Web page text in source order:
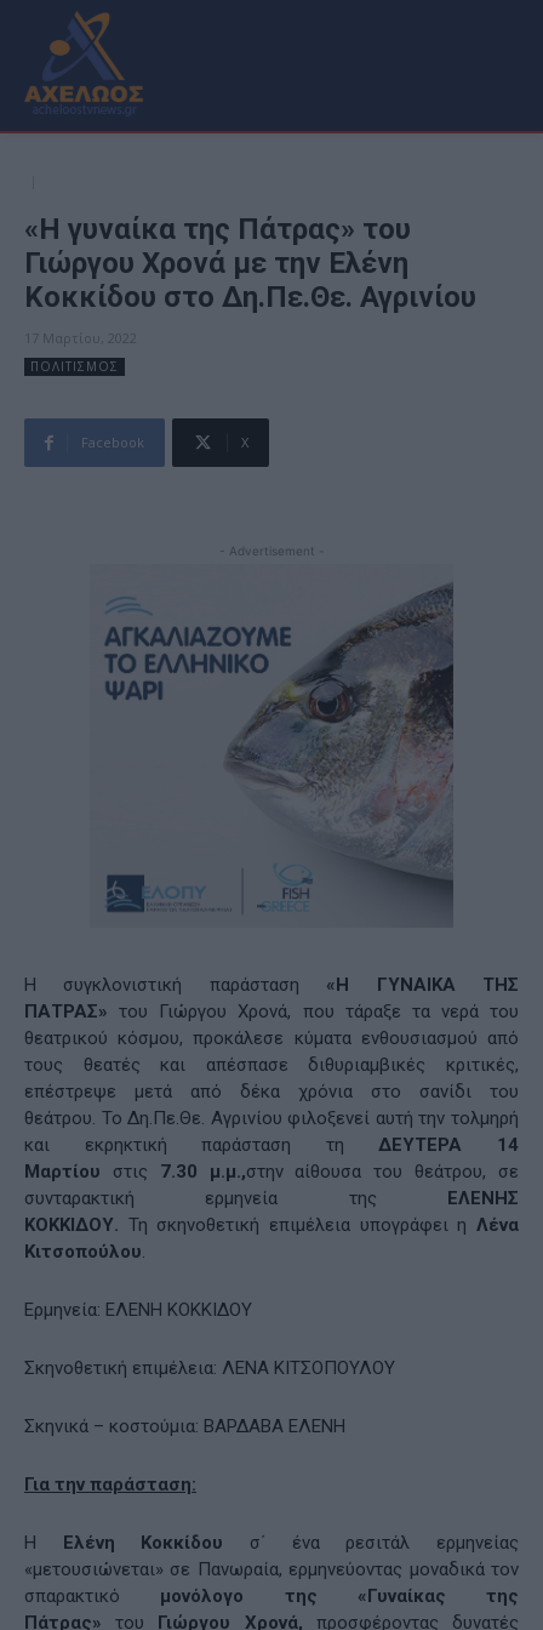
«H γυναίκα της Πάτρας» του
Γιώργου Χρονά με την Ελένη
Κοκκίδου στο Δη.Πε.Θε. Αγρινίου
17 Μαρτίου, 2022
ΠΟΛΙΤΙΣΜΟΣ
Facebook X
- Advertisement -
Η συγκλονιστική παράσταση «Η ΓΥΝΑΙΚΑ ΤΗΣ
ΠΑΤΡΑΣ» του Γιώργου Χρονά, που τάραξε τα νερά του
θεατρικού κόσμου, προκάλεσε κύματα ενθουσιασμού από
τους θεατές και απέσπασε διθυριαμβικές κριτικές,
επέστρεψε μετά από δέκα χρόνια στο σανίδι του
θεάτρου. Το Δη.Πε.Θε. Αγρινίου φιλοξενεί αυτή την τολμηρή
και εκρηκτική παράσταση τη ΔΕΥΤΕΡΑ 14
Μαρτίου στις 7.30 μ.μ.,στην αίθουσα του θεάτρου,
σε
συνταρακτική ερμηνεία της ΕΛΕΝΗΣ
ΚΟΚΚΙΔΟΥ. Τη σκηνοθετική επιμέλεια υπογράφει ηΛένα
Κιτσοπούλου.
Ερμηνεία: ΕΛΕΝΗ ΚΟΚΚΙΔΟΥ
Σκηνοθετική επιμέλεια: ΛΕΝΑ ΚΙΤΣΟΠΟΥΛΟΥ
Σκηνικά – κοστούμια: ΒΑΡΔΑΒΑ ΕΛΕΝΗ
Για την παράσταση:
Η Ελένη Κοκκίδου σ΄ ένα ρεσιτάλ ερμηνείας
«μετουσιώνεται» σε Πανωραία, ερμηνεύοντας μοναδικά τον
σπαρακτικό μονόλογο της «Γυναίκας της
Πάτρας»του Γιώργου Χρονά, προσφέροντας δυνατές